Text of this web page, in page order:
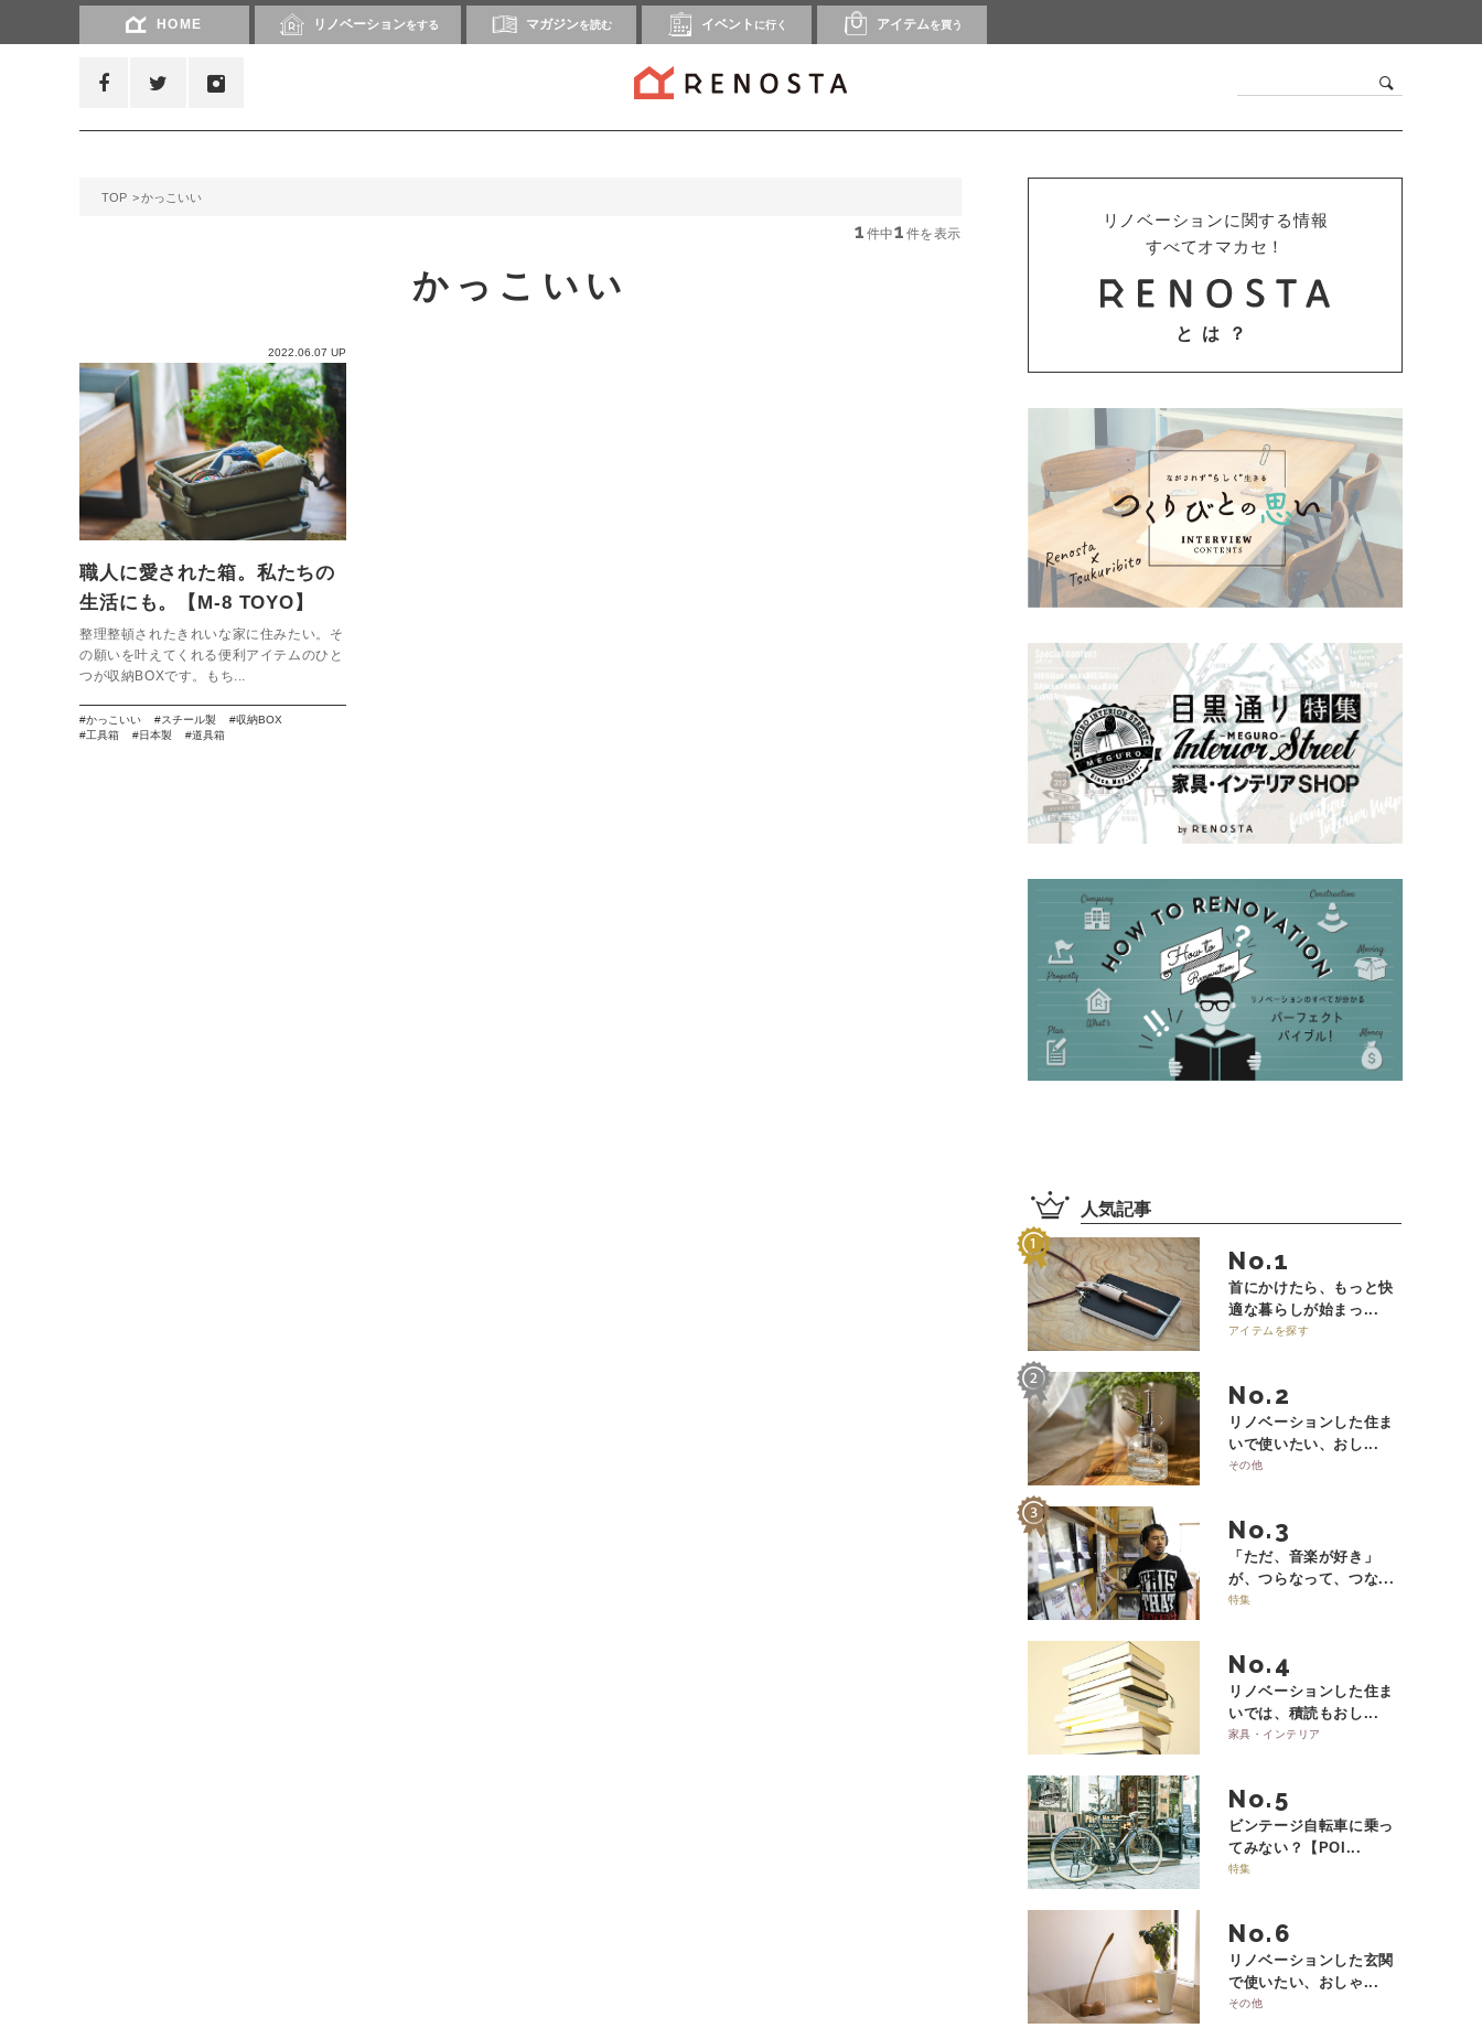
HOME リノベーションをする マガジンを読む イベント に行く アイテムを買う
TOP かっこいい
1 件中1 件を表示
かっこいい
2022.06.07 UP
職人に愛された箱。私たちの
生活にも。【M-8 TOYO】
整理整頓されたきれいな家に住みたい。そ
の願いを叶えてくれる便利アイテムのひと
つが収納BOXです。もち...
かっこいい スチール製
収納BOX
工具箱
日本製 道具箱
リノベーションに関する情報
すべてオマカセ！
とは？
人気記事
No.
首にかけたら、もっと快
適な暮らしが始まっ...
アイテムを探す
No.
リノベーションした住ま
いで使いたい、おし...
その他
No.
「ただ、音楽が好き」
が、つらなって、つな...
特集
No.
リノベーションした住ま
いでは、積読もおし...
家具・インテリア
No.
ビンテージ自転車に乗っ
てみない？【POI...
特集
No.
リノベーションした玄関
で使いたい、おしゃ...
その他